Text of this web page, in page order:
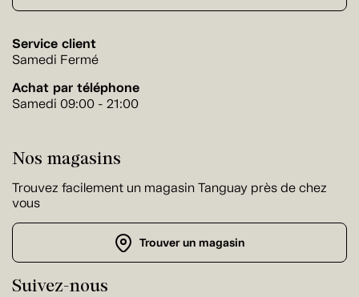
Service client
Samedi Fermé
Achat par téléphone
Samedi 09:00 - 21:00
Nos magasins
Trouvez facilement un magasin Tanguay près de chez
vous
Trouver un magasin
Suivez-nous